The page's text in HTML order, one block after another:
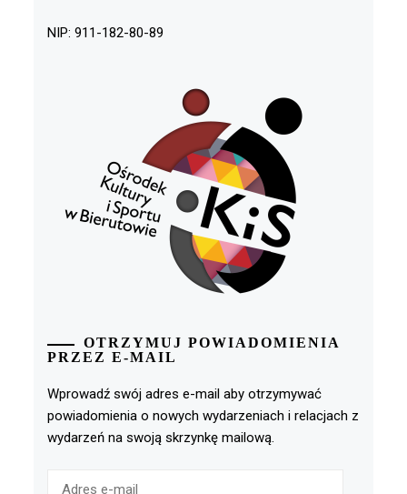
NIP: 911-182-80-89
OTRZYMUJ POWIADOMIENIA
PRZEZ E-MAIL
Wprowadź swój adres e-mail aby otrzymywać
powiadomienia o nowych wydarzeniach i relacjach z
wydarzeń na swoją skrzynkę mailową.